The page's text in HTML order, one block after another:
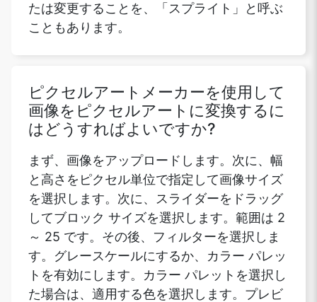
たは変更することを、「スプライト」と呼ぶ
こともあります。
ピクセルアートメーカーを使用して
画像をピクセルアートに変換するに
はどうすればよいですか?
まず、画像をアップロードします。次に、幅
と高さをピクセル単位で指定して画像サイズ
を選択します。次に、スライダーをドラッグ
してブロック サイズを選択します。範囲は 2
～ 25 です。その後、フィルターを選択しま
す。グレースケールにするか、カラー パレッ
トを有効にします。カラー パレットを選択し
た場合は、適用する色を選択します。プレビ